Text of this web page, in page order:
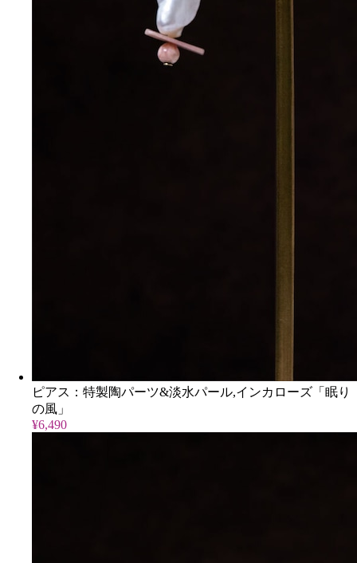
ピアス：特製陶パーツ&淡水パール,インカローズ「眠り
の風」
¥6,490